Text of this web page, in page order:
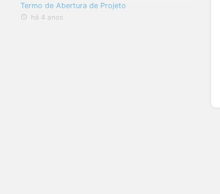
Termo de Abertura de Projeto
há 4 anos